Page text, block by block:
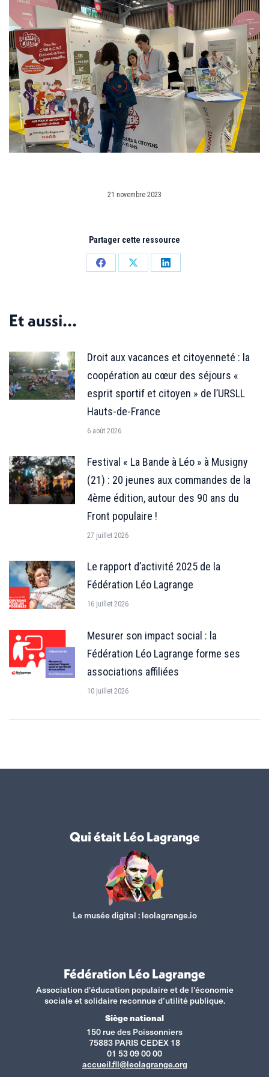
21 novembre 2023
Partager cette ressource
PartagerPartagerPartager
Et aussi...
Droit aux vacances et citoyenneté : la
coopération au cœur des séjours «
esprit sportif et citoyen » de l’URSLL
Hauts-de-France
6 août 2026
Festival « La Bande à Léo » à Musigny
(21) : 20 jeunes aux commandes de la
4ème édition, autour des 90 ans du
Front populaire !
27 juillet 2026
Le rapport d’activité 2025 de la
Fédération Léo Lagrange
16 juillet 2026
Mesurer son impact social : la
Fédération Léo Lagrange forme ses
associations affiliées
10 juillet 2026
Qui était Léo Lagrange
Le musée digital :leolagrange.io
Fédération Léo Lagrange
Association d'éducation populaire et de l'économie
sociale et solidaire reconnue d’utilité publique.
Siège national
150 rue des Poissonniers
75883 PARIS CEDEX 18
01 53 09 00 00
accueil.fll@leolagrange.org